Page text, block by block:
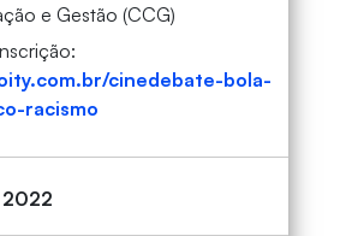
e Gestão (CCG)
cinedebate-bola-
racismo
2022